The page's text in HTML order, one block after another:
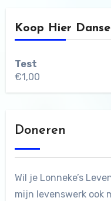
Koop Hier
Test
€1,00
Doneren
Wil je Lonneke’s
mijn levenswerk ook